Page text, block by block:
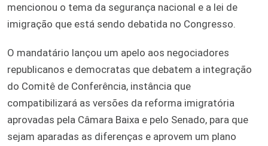
mencionou o tema da segurança nacional e a lei de
imigração que está sendo debatida no Congresso.
O mandatário lançou um apelo aos negociadores
republicanos e democratas que debatem a integração
do Comitê de Conferência, instância que
compatibilizará as versões da reforma imigratória
aprovadas pela Câmara Baixa e pelo Senado, para que
sejam aparadas as diferenças e aprovem um plano